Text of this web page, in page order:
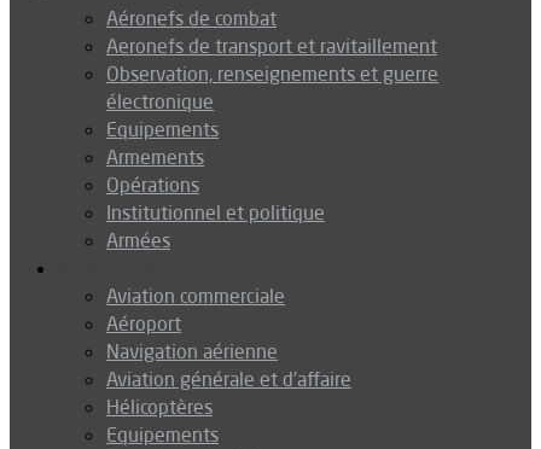
Aéronefs de combat
Aeronefs de transport et ravitaillement
Observation, renseignements et guerre
électronique
Equipements
Armements
Opérations
Institutionnel et politique
Armées
Aviation commerciale
Aéroport
Navigation aérienne
Aviation générale et d’affaire
Hélicoptères
Equipements